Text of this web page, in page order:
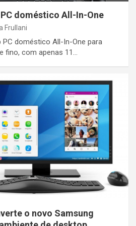
doméstico All-In-One
Frullani
PC doméstico All-In-One para
fino, com apenas 11…
o novo Samsung